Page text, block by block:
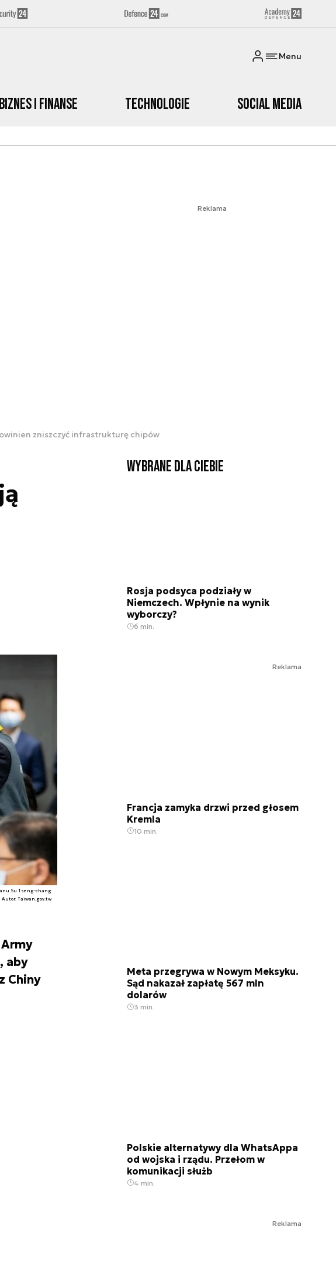
Menu
Biznes i Finanse Technologie Social media
Reklama
zniszczyć infrastrukturę chipów
Su Tseng-chang
Autor. Taiwan.gov.tw
aby
Chiny
Wybrane dla Ciebie
Rosja podsyca podziały w
Niemczech. Wpłynie na wynik
wyborczy?
6 min.
Reklama
Francja zamyka drzwi przed głosem
Kremla
10 min.
Meta przegrywa w Nowym Meksyku.
Sąd nakazał zapłatę 567 mln
dolarów
3 min.
Polskie alternatywy dla WhatsAppa
od wojska i rządu. Przełom w
komunikacji służb
4 min.
Reklama